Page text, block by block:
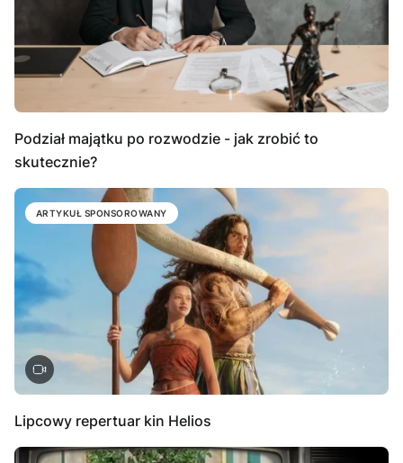
Podział majątku po rozwodzie - jak zrobić to
skutecznie?
ARTYKUŁ SPONSOROWANY
Lipcowy repertuar kin Helios